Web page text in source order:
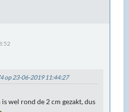
op 23-06-2019 11:44:27
wel rond de 2 cm gezakt, dus